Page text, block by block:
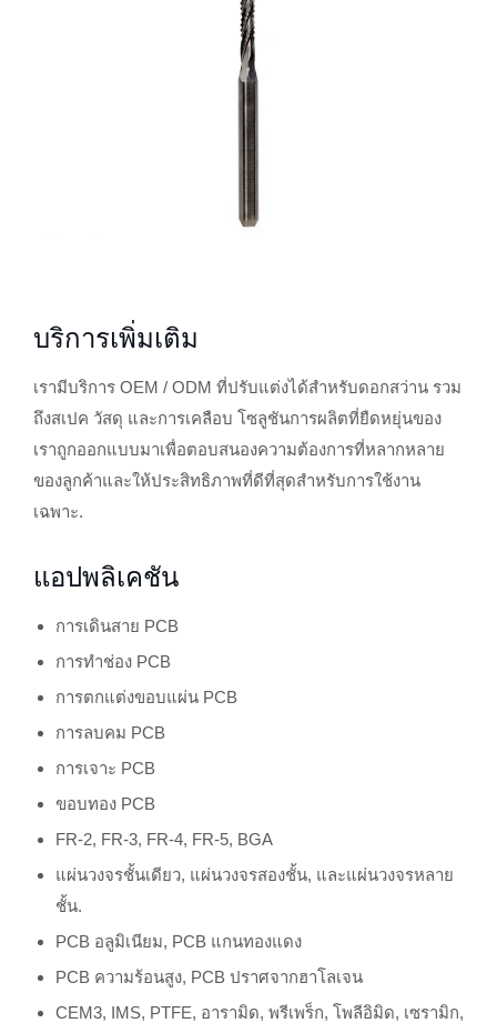
บริการเพิ่มเติม
เรามีบริการ OEM / ODM ที่ปรับแต่งได้สำหรับดอกสว่าน รวม
ถึงสเปค วัสดุ และการเคลือบ โซลูชันการผลิตที่ยืดหยุ่นของ
เราถูกออกแบบมาเพื่อตอบสนองความต้องการที่หลากหลาย
ของลูกค้าและให้ประสิทธิภาพที่ดีที่สุดสำหรับการใช้งาน
เฉพาะ.
แอปพลิเคชัน
การเดินสาย PCB
การทำช่อง PCB
การตกแต่งขอบแผ่น PCB
การลบคม PCB
การเจาะ PCB
ขอบทอง PCB
FR-2, FR-3, FR-4, FR-5, BGA
แผ่นวงจรชั้นเดียว, แผ่นวงจรสองชั้น, และแผ่นวงจรหลาย
ชั้น.
PCB อลูมิเนียม, PCB แกนทองแดง
PCB ความร้อนสูง, PCB ปราศจากฮาโลเจน
CEM3, IMS, PTFE, อารามิด, พรีเพร็ก, โพลีอิมิด, เซรามิก,